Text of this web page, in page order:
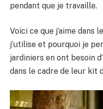
pendant que je travaille.
Voici ce que j’aime dans
j’utilise et pourquoi je
jardiniers en ont besoin
dans le cadre de leur kit